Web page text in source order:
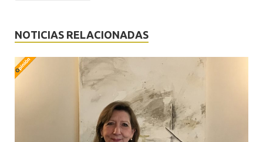
NOTICIAS RELACIONADAS